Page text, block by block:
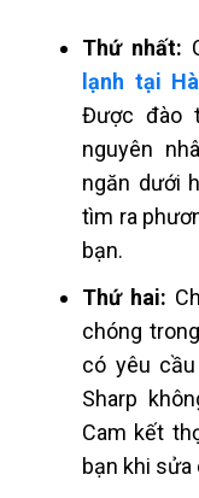
Thứ nhất:
lạnh tại
Được đào
nguyên
ngăn dưới
tìm ra
bạn.
Thứ hai:
chóng
có yêu
Sharp
Cam kết
bạn khi sửa